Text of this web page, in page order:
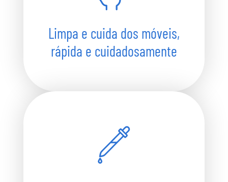
Limpa e cuida dos móveis,
rápida e cuidadosamente